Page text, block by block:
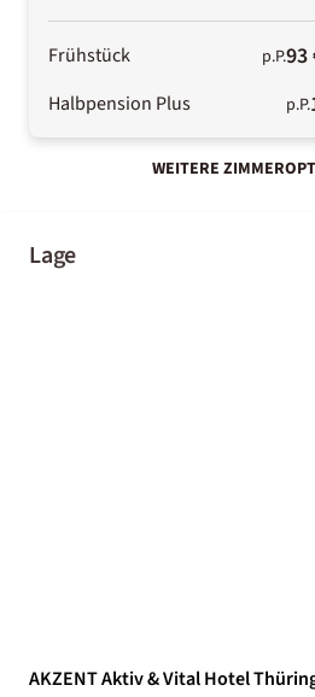
Frühstück p.P.93
Halbpension Plus p.P.
WEITERE
Lage
AKZENT Aktiv & Vital Hotel